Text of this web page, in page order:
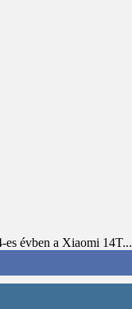
es évben a Xiaomi 14T...